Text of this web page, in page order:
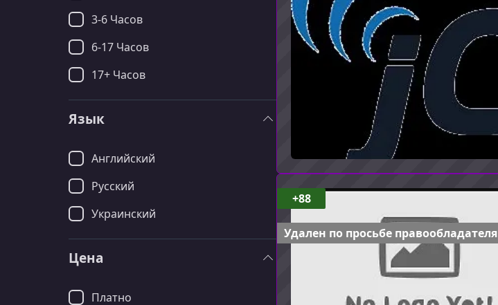
3-6 Часов
6-17 Часов
17+ Часов
Язык
Английский
Русский
Украинский
Цена
Платно
+88
Удален по просьбе правообладателя